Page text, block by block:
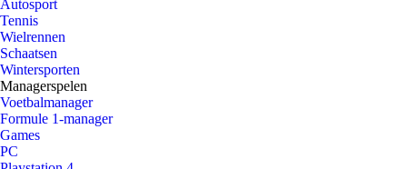
Autosport
Tennis
Wielrennen
Schaatsen
Wintersporten
Managerspelen
Voetbalmanager
Formule 1-manager
Games
PC